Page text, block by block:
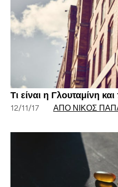
Τι είναι η Γλουταμίνη
12/11/17 ΑΠΌ ΝΊΚΟΣ